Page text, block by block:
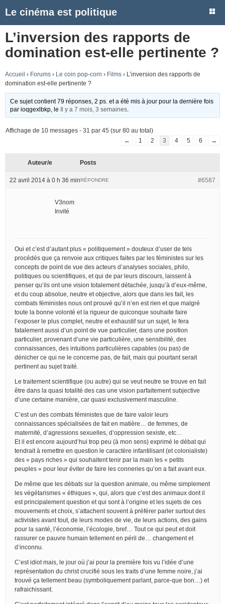
Le cinéma est politique
L’inversion des rapports de
domination est-elle pertinente ?
Accueil › Forums › Le coin pop-corn › Films › L’inversion des rapports de
domination est-elle pertinente ?
Ce sujet contient 79 réponses, 2 ps. et a été mis à jour pour la dernière fois
parioqgexlbkp , le Il y a 7 mois, 3 semaines
Affichage de 10 messages - 31 par 45 (sur 80 au total)
←
1 2 3 4 5 6 →
Auteur/e Posts
22 avril 2014 à 0 h 36 min #6587
RÉPONDRE
V3nom
Invité
Oui et c’est d’autant plus « politiquement » douteux d’user de tels
procédés que ça renvoie aux critiques faites par les féministes sur les
concepts de point de vue des acteurs d’analyses sociales, philo,
politiques ou scientifiques, et qui de par leurs discours, laissent à
penser qu’ils ont une vision totalement détachée, jusqu’à d’eux-même,
et du coup absolue, neutre et objective, alors que dans les fait, les
combats féministes nous ont prouvé qu’il n’en est rien et que malgré
toute la bonne volonté et la rigueur de quiconque souhaite faire
l’exposer le plus complet, neutre et exhaustif sur un sujet, le fera
fatalement aussi d’un point de vue particulier, dans une position
particulier, provenant d’une vie particulière, une sensibilité, des
connaissances, des intuitions particulières capables (ou pas) de
dénicher ce qui ne le concerne pas, de fait, mais qui pourtant serait
pertinent au sujet traité.
Le traitement scientifique (ou autre) qui se veut neutre se trouve en fait
être dans la quasi totalité des cas une vision parfaitement subjective
d’une certaine manière, car quasi exclusivement masculine.
C’est un des combats féministes que de faire valoir leurs
connaissances spécialisées de fait en matière… de femmes, de
maternité, d’agressions sexuelles, d’oppression sexiste, etc…
Et il est encore aujourd’hui trop peu (à mon sens) exprimé le débat qui
tendrait à remettre en question le caractère infantilisant (et colonialiste)
des « pays riches » qui souhaitent tenir par la main les « petits
peuples » pour leur éviter de faire les conneries qu’on a fait avant eux.
De même que les débats sur la question animale, ou même simplement
les végétarismes « éthiques », qui, alors que c’est des animaux dont il
est principalement question et qui sont à l’origine et les sujets de ces
mouvements et choix, s’attachent souvent à préférer parler surtout des
activistes avant tout, de leurs modes de vie, de leurs actions, des gains
pour la santé, l’économie, l’écologie, bref… Tout ce qui peut et doit
rassurer ce pauvre humain tellement en péril de… changement et
d’inconnu.
C’est idiot mais, le jour où j’ai pour la première fois vu l’idée d’une
représentation du christ crucifié sous les traits d’une femme noire, j’ai
trouvé ça tellement beau (symboliquement parlant, parce-que bon…) et
rafraichissant.